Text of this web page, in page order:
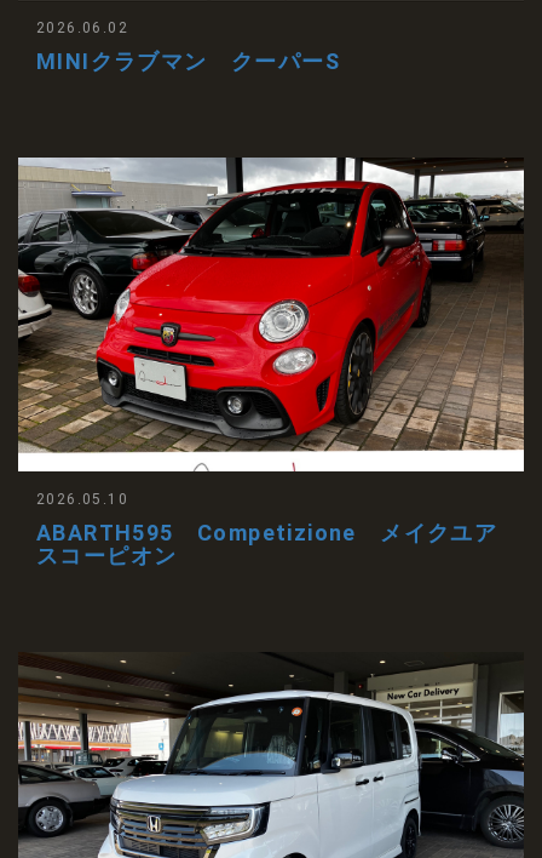
MINIクラブマン クーパーS
2026.06.02
ABARTH595 Competizione メイクユア
スコーピオン
2026.05.10